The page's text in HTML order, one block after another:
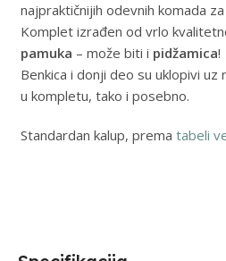
najpraktičnijih odevnih komada
Komplet izrađen od vrlo
pamuka – može biti i pidžamica!
Benkica i donji deo su uklopivi uz
u kompletu, tako i posebno.
Standardan kalup, prema tabeli